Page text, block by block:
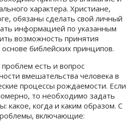
характера. Христиане,
обязаны сделать свой личный
информацией по указанным
возможность принятия
библейских принципов.
есть и вопрос
вмешательства человека в
процессы рождаемости. Если
то необходимо задать
какое, когда и каким образом. С
включающие: